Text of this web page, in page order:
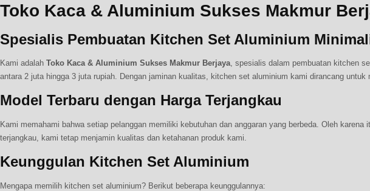
Toko Kaca & Aluminium Sukses Makmur
Spesialis Pembuatan Kitchen Set Aluminium
Kami adalah Toko Kaca & Aluminium Sukses Makmur Berjaya, spesialis dalam pembuatan kitchen
antara 2 juta hingga 3 juta rupiah. Dengan jaminan kualitas, kitchen set aluminium kami dirancang
Model Terbaru dengan Harga Terjangkau
Kami memahami bahwa setiap pelanggan memiliki kebutuhan dan anggaran yang berbeda. Oleh karena
terjangkau, kami tetap menjamin kualitas dan ketahanan produk kami.
Keunggulan Kitchen Set Aluminium
Mengapa memilih kitchen set aluminium? Berikut beberapa keunggulannya: